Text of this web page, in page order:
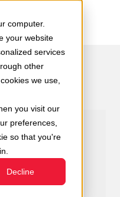
computer.
your website
services
other
we use,
you visit our
preferences,
so that you're
Decline